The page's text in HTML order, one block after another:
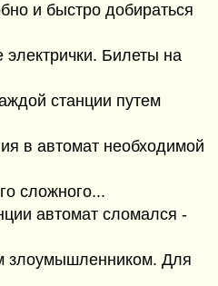
и быстро добираться
электрички. Билеты на
станции путем
в автомат необходимой
сложного...
автомат сломался -
злоумышленником. Для